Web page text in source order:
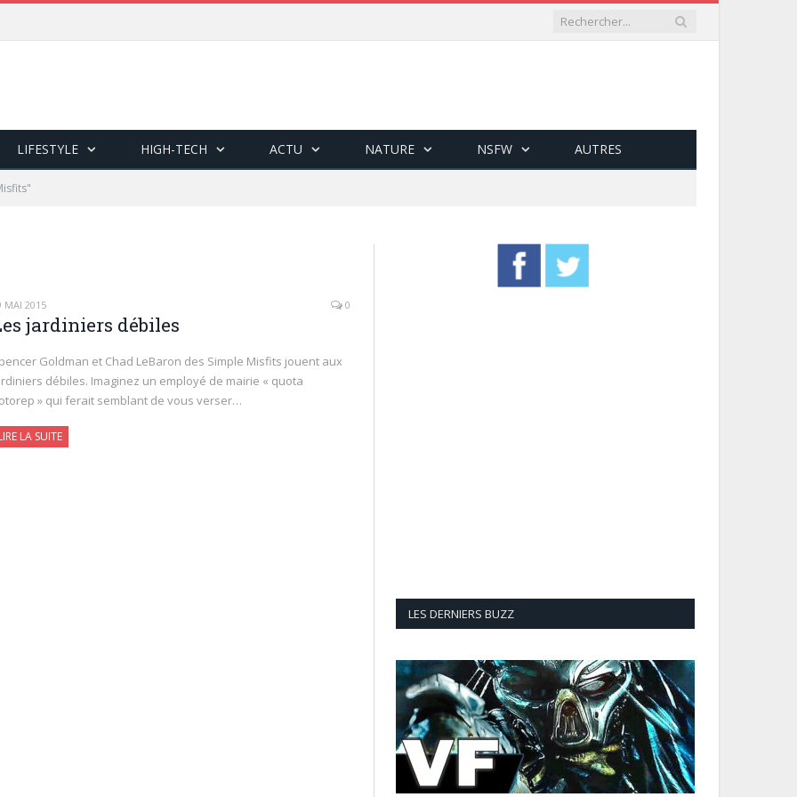
LIFESTYLE HIGH-TECH ACTU NATURE NSFW AUTRES
MAI 2015 0
jardiniers débiles
Goldman et Chad LeBaron des Simple Misfits jouent aux
débiles. Imaginez un employé de mairie « quota
» qui ferait semblant de vous verser…
LA SUITE
LES DERNIERS BUZZ